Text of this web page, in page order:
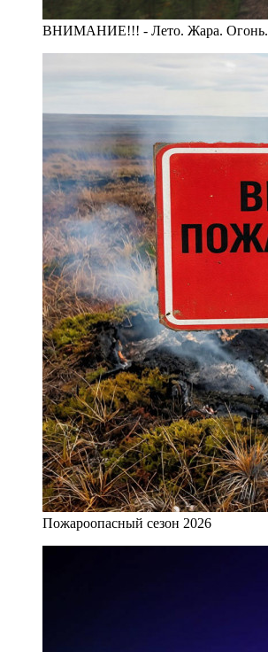
ВНИМАНИЕ!!! - Лето. Жара. Огонь.
Пожароопасный сезон 2026